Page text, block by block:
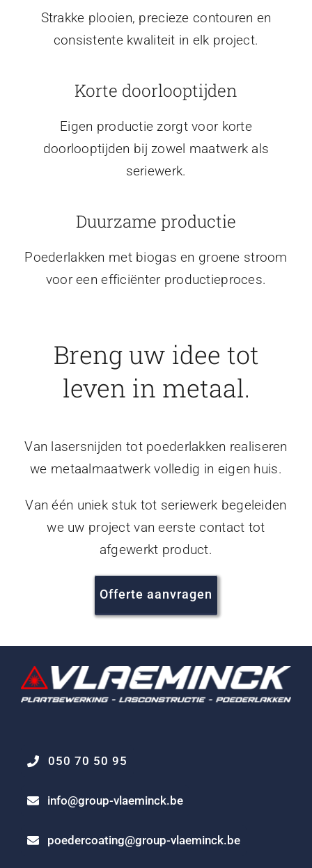
Strakke plooien, precieze contouren en
consistente kwaliteit in elk project.
Korte doorlooptijden
Eigen productie zorgt voor korte
doorlooptijden bij zowel maatwerk als
seriewerk.
Duurzame productie
Poederlakken met biogas en groene stroom
voor een efficiënter productieproces.
Breng uw idee tot
leven in metaal.
Van lasersnijden tot poederlakken realiseren
we metaalmaatwerk volledig in eigen huis.
Van één uniek stuk tot seriewerk begeleiden
we uw project van eerste contact tot
afgewerkt product.
Offerte aanvragen
050 70 50 95
info@group-vlaeminck.be
poedercoating@group-vlaeminck.be